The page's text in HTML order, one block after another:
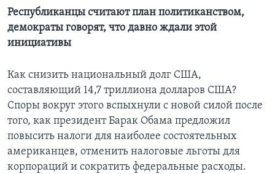
Языки
Республиканцы считают план политиканством,
демократы говорят, что давно ждали этой
инициативы
Как снизить национальный долг США,
составляющий 14,7 триллиона долларов США?
Споры вокруг этого вспыхнули с новой силой после
того, как президент Барак Обама предложил
повысить налоги для наиболее состоятельных
американцев, отменить налоговые льготы для
корпораций и сократить федеральные расходы.